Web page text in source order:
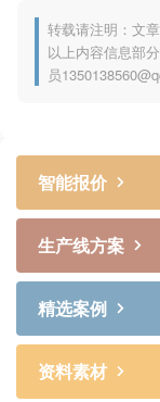
转载请注明：文
以上内容信息部
员
智能报价
生产线方案
精选案例
资料素材